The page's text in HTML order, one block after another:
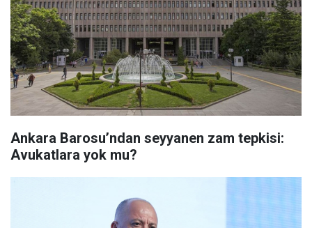
Ankara Barosu’ndan seyyanen zam tepkisi:
Avukatlara yok mu?